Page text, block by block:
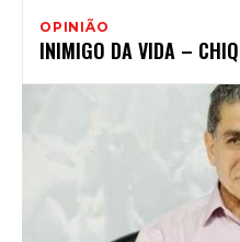
OPINIÃO
INIMIGO DA VIDA –